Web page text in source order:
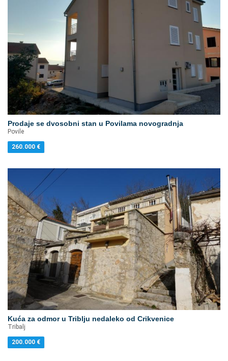
Prodaje se dvosobni stan u Povilama novogradnja
Povile
260.000 €
Kuća za odmor u Triblju nedaleko od Crikvenice
Tribalj
200.000 €